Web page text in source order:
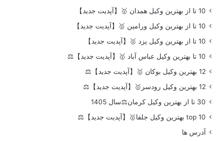
10 تا از بهترین وکیل همدان 🥇【آپدیت جدید】
10 تا از بهترین وکیل ورامین 🥇【آپدیت جدید】
10 تا از بهترین وکیل یزد 🥇【آپدیت جدید】
10 تا بهترین وکیل عباس آباد 🥇【آپدیت جدید】⚖️
12 بهترین وکیل بوکان 🥇【آپدیت جدید】⚖️
12 بهترین وکیل رودسر🥇【آپدیت جدید】⚖️
30 تا از بهترین وکیل کرمان⚖️سال 1405
top 10 بهترین وکیل جلفا🥇【آپدیت جدید】⚖️
آدرس ها